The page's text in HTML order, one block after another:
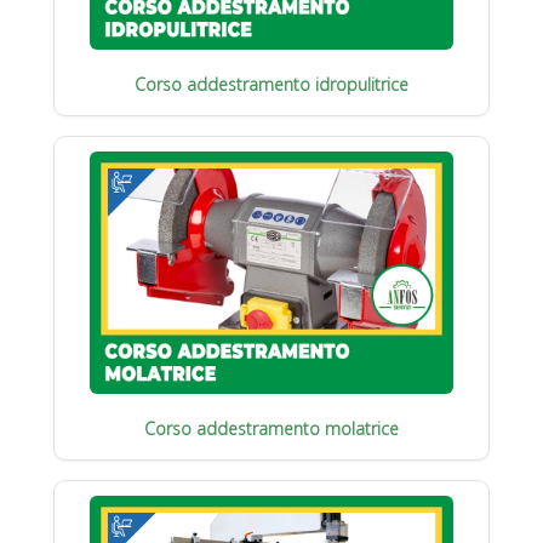
Corso addestramento idropulitrice
Corso addestramento molatrice